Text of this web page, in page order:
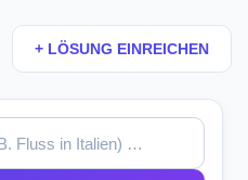
+ LÖSUNG EINREICHEN